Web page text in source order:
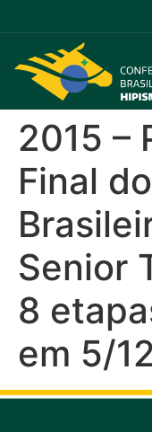
2015 –
Final
Senior
8
em 5/12